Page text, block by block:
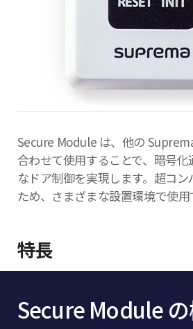
Secure Module は、他の
合わせて使用することで、暗号
なドア制御を実現します。超コ
ため、さまざまな設置環境で使用
特長
Secure Module